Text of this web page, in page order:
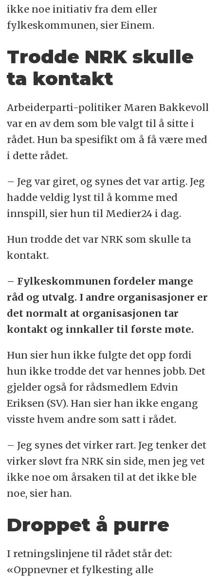
ikke noe initiativ fra dem eller
fylkeskommunen, sier Einem.
Trodde NRK skulle
ta kontakt
Arbeiderparti-politiker Maren Bakkevoll
var en av dem som ble valgt til å sitte i
rådet. Hun ba spesifikt om å få være med
i dette rådet.
– Jeg var giret, og synes det var artig. Jeg
hadde veldig lyst til å komme med
innspill, sier hun til Medier24 i dag.
Hun trodde det var NRK som skulle ta
kontakt.
– Fylkeskommunen fordeler mange
råd og utvalg. I andre organisasjoner er
det normalt at organisasjonen tar
kontakt og innkaller til første møte.
Hun sier hun ikke fulgte det opp fordi
hun ikke trodde det var hennes jobb. Det
gjelder også for rådsmedlem Edvin
Eriksen (SV). Han sier han ikke engang
visste hvem andre som satt i rådet.
– Jeg synes det virker rart. Jeg tenker det
virker sløvt fra NRK sin side, men jeg vet
ikke noe om årsaken til at det ikke ble
noe, sier han.
Droppet å purre
I retningslinjene til rådet står det:
«Oppnevner et fylkesting alle